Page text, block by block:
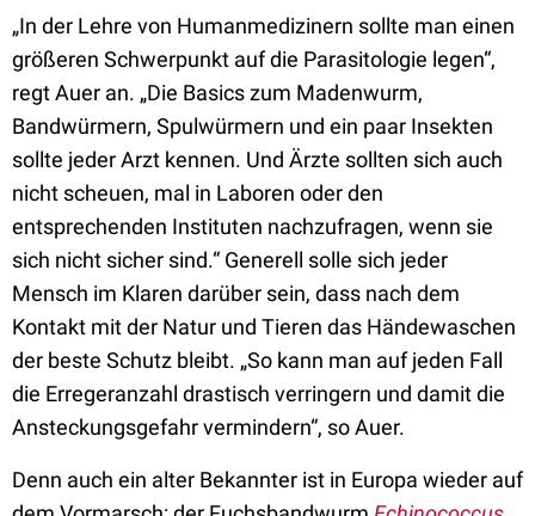
„In der Lehre von Humanmedizinern sollte man einen
größeren Schwerpunkt auf die Parasitologie legen“,
regt Auer an. „Die Basics zum Madenwurm,
Bandwürmern, Spulwürmern und ein paar Insekten
sollte jeder Arzt kennen. Und Ärzte sollten sich auch
nicht scheuen, mal in Laboren oder den
entsprechenden Instituten nachzufragen, wenn sie
sich nicht sicher sind.“ Generell solle sich jeder
Mensch im Klaren darüber sein, dass nach dem
Kontakt mit der Natur und Tieren das Händewaschen
der beste Schutz bleibt. „So kann man auf jeden Fall
die Erregeranzahl drastisch verringern und damit die
Ansteckungsgefahr vermindern“, so Auer.
Denn auch ein alter Bekannter ist in Europa wieder auf